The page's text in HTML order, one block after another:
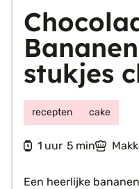
stukjes
recepten cake
1uur
uur 5minuten
min
Een heerlijke